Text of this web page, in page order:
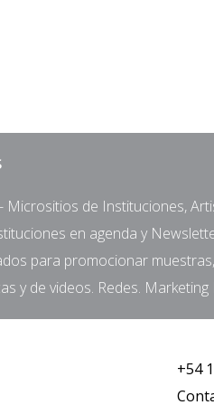
Micrositios de Instituciones,
en agenda y
para promocionar
y de videos. Redes. Marketing
+54